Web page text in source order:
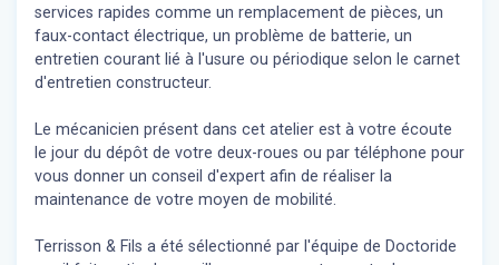
services rapides comme un remplacement de pièces, un
faux-contact électrique, un problème de batterie, un
entretien courant lié à l'usure ou périodique selon le carnet
d'entretien constructeur.
Le mécanicien présent dans cet atelier est à votre écoute
le jour du dépôt de votre deux-roues ou par téléphone pour
vous donner un conseil d'expert afin de réaliser la
maintenance de votre moyen de mobilité.
Terrisson & Fils a été sélectionné par l'équipe de Doctoride